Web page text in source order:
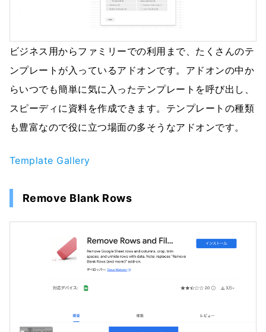
ビジネス用からファミリーでの利用まで、たくさんのテ
ンプレートが入っているアドオンです。アドオンの中か
らいつでも簡単に気に入ったテンプレートを呼び出し、
スピーディに資料を作成できます。テンプレートの種類
も豊富なので役に立つ場面の多そうなアドオンです。
Template Gallery
Remove Blank Rows